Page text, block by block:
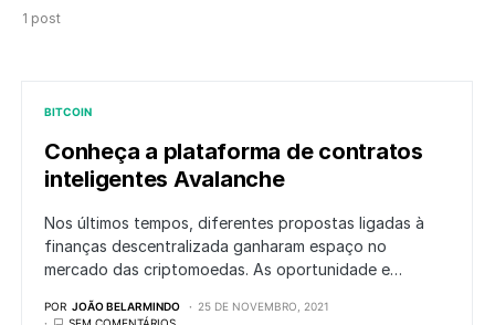
1 post
BITCOIN
Conheça a plataforma de contratos
inteligentes Avalanche
Nos últimos tempos, diferentes propostas ligadas à
finanças descentralizada ganharam espaço no
mercado das criptomoedas. As oportunidade e…
POR JOÃO BELARMINDO
25 DE NOVEMBRO, 2021